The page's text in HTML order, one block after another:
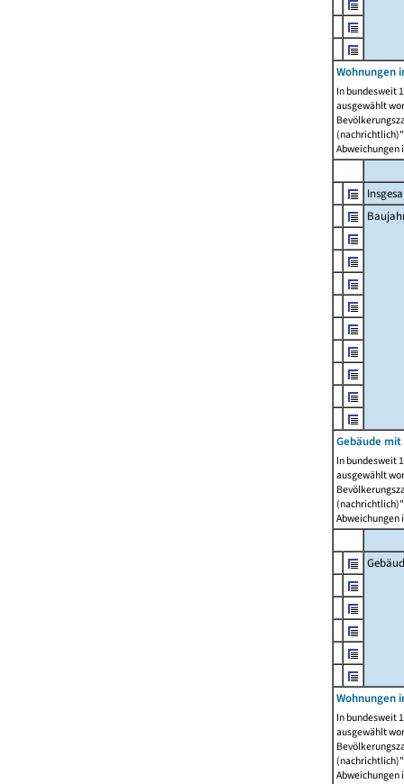
Wohnungen
In bundesweit
ausgewählt
Abweichungen
Gebäude mit
In bundesweit
ausgewählt
Abweichungen
Wohnungen
In bundesweit
ausgewählt
Abweichungen